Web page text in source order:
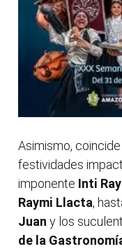
Asimismo,
festividades
imponente Inti
Raymi Llacta,
Juan y los
de la